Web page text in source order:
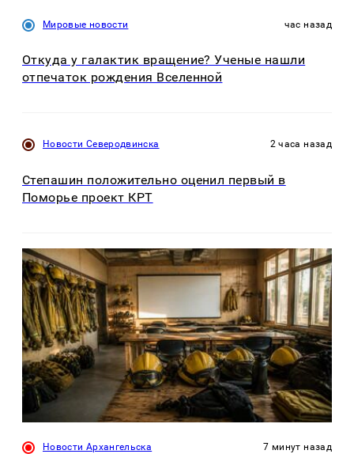
Мировые новости час назад
Откуда у галактик вращение? Ученые нашли
отпечаток рождения Вселенной
Новости Северодвинска 2 часа назад
Степашин положительно оценил первый в
Поморье проект КРТ
Новости Архангельска 7 минут назад